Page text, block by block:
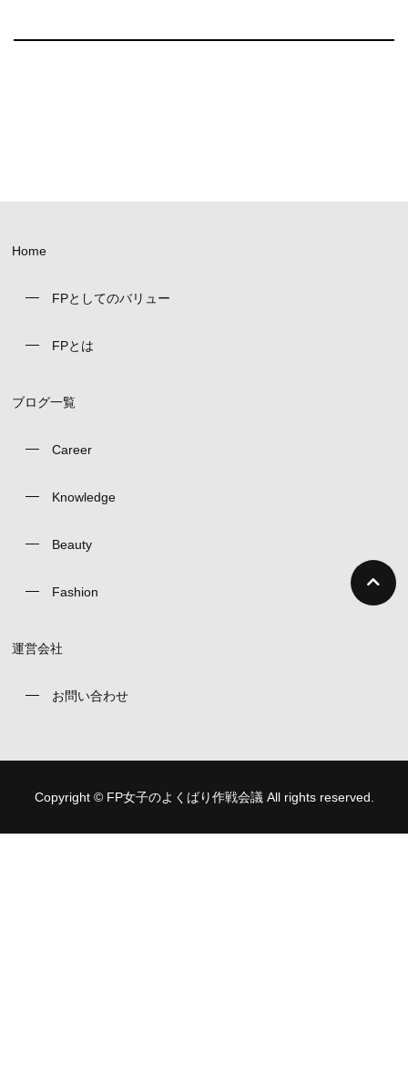
Home
FPとしてのバリュー
FPとは
ブログ一覧
Career
Knowledge
Beauty
Fashion
運営会社
お問い合わせ
Copyright © FP女子のよくばり作戦会議 All rights reserved.